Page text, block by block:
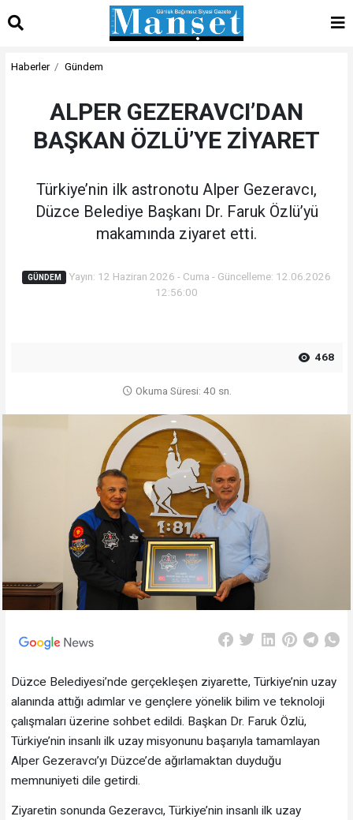
Haberler Gündem
ALPER GEZERAVCI’DAN
BAŞKAN ÖZLÜ’YE ZİYARET
Türkiye’nin ilk astronotu Alper Gezeravcı,
Düzce Belediye Başkanı Dr. Faruk Özlü’yü
makamında ziyaret etti.
GÜNDEM
Yayın: 12 Haziran 2026 - Cuma - Güncelleme: 12.06.2026
12:56:00
468
Okuma Süresi: 40 sn.
Düzce Belediyesi’nde gerçekleşen ziyarette, Türkiye’nin uzay
alanında attığı adımlar ve gençlere yönelik bilim ve teknoloji
çalışmaları üzerine sohbet edildi. Başkan Dr. Faruk Özlü,
Türkiye’nin insanlı ilk uzay misyonunu başarıyla tamamlayan
Alper Gezeravcı’yı Düzce’de ağırlamaktan duyduğu
memnuniyeti dile getirdi.
Ziyaretin sonunda Gezeravcı, Türkiye’nin insanlı ilk uzay